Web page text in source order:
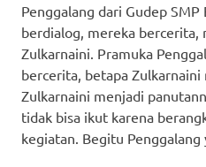
Penggalang dari Gudep
berdialog, mereka bercerita,
Zulkarnaini. Pramuka
bercerita, betapa Zulkarnaini
Zulkarnaini menjadi
tidak bisa ikut karena
kegiatan. Begitu Penggalang